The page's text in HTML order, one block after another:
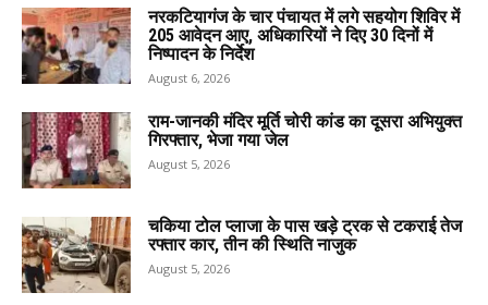
नरकटियागंज के चार पंचायत में लगे सहयोग शिविर में
205 आवेदन आए, अधिकारियों ने दिए 30 दिनों में
निष्पादन के निर्देश
August 6, 2026
राम-जानकी मंदिर मूर्ति चोरी कांड का दूसरा अभियुक्त
गिरफ्तार, भेजा गया जेल
August 5, 2026
चकिया टोल प्लाजा के पास खड़े ट्रक से टकराई तेज
रफ्तार कार, तीन की स्थिति नाजुक
August 5, 2026